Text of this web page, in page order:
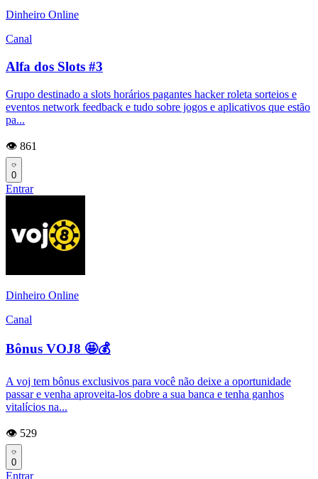
Dinheiro Online
Canal
Alfa dos Slots #3
Grupo destinado a slots horários pagantes hacker roleta sorteios e
eventos network feedback e tudo sobre jogos e aplicativos que estão
pa...
👁️ 861
0
Entrar
Dinheiro Online
Canal
Bônus VOJ8 🤩💰
A voj tem bônus exclusivos para você não deixe a oportunidade
passar e venha aproveita-los dobre a sua banca e tenha ganhos
vitalícios na...
👁️ 529
0
Entrar